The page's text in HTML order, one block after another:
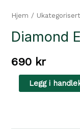
Hjem / Ukategorisert
Diamond
690 kr
Diamond
Elk
Legg i